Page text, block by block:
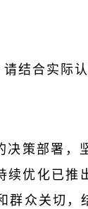
结合实际认
策部署，
优化已推
群众关切，